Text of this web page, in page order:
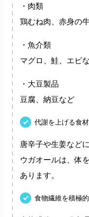
・肉類
鶏むね肉、赤身の
・魚介類
マグロ、鮭、エビ
・大豆製品
豆腐、納豆など
代謝を上げる食
唐辛子や生姜など
ウガオールは、体
あります。
食物繊維を積極